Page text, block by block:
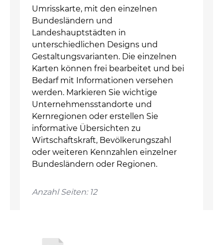
Umrisskarte, mit den einzelnen
Bundesländern und
Landeshauptstädten in
unterschiedlichen Designs und
Gestaltungsvarianten. Die einzelnen
Karten können frei bearbeitet und bei
Bedarf mit Informationen versehen
werden. Markieren Sie wichtige
Unternehmensstandorte und
Kernregionen oder erstellen Sie
informative Übersichten zu
Wirtschaftskraft, Bevölkerungszahl
oder weiteren Kennzahlen einzelner
Bundesländern oder Regionen.
Anzahl Seiten: 12